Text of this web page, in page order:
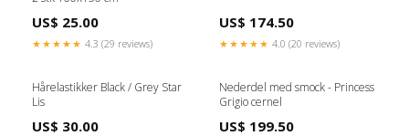
US$ 25.00
★★★★★ 4.3 (29 reviews)
US$ 174.50
★★★★★ 4.0 (20 reviews)
Hårelastikker Black / Grey Star
Lis
US$ 30.00
Nederdel med smock - Princess
Grigio cernel
US$ 199.50